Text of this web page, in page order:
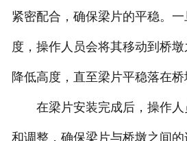
紧密配合，确保梁片的平稳。
度，操作人员会将其移动到桥
降低高度，直至梁片平稳落在桥
在梁片安装完成后，操作人
和调整，确保梁片与桥墩之间